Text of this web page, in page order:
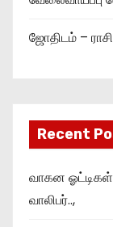
ஜோதிடம் –
Recent
வாகன
வாலிபர்..,